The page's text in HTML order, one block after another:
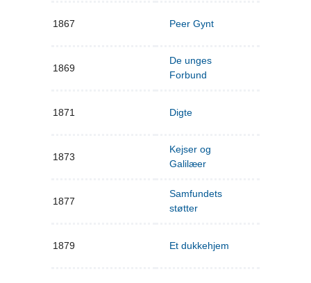
1867 Peer Gynt
1869
De unges
Forbund
1871 Digte
1873
Kejser og
Galilæer
1877
Samfundets
støtter
1879 Et dukkehjem